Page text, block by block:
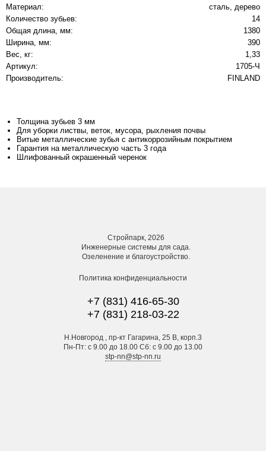
Материал:
сталь, дерево
Количество зубьев:
14
Общая длина, мм:
1380
Ширина, мм:
390
Вес, кг:
1,33
Артикул:
1705-Ч
Производитель:
FINLAND
Толщина зубьев 3 мм
Для уборки листвы, веток, мусора, рыхления почвы
Витые металлические зубья с антикоррозийным покрытием
Гарантия на металлическую часть 3 года
Шлифованный окрашенный черенок
Стройпарк, 2026
Инженерные системы для сада.
Озеленение и благоустройство.
Политика конфиденциальности
+7 (831) 416-65-30
+7 (831) 218-03-22
Н.Новгород , пр-кт Гагарина, 25 В, корп.3
Пн-Пт: с 9.00 до 18.00 Сб: с 9.00 до 13.00
stp-nn@stp-nn.ru